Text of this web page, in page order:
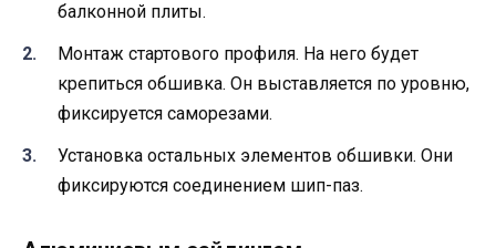
балконной плиты.
Монтаж стартового профиля. На него будет
крепиться обшивка. Он выставляется по уровню,
фиксируется саморезами.
Установка остальных элементов обшивки. Они
фиксируются соединением шип-паз.